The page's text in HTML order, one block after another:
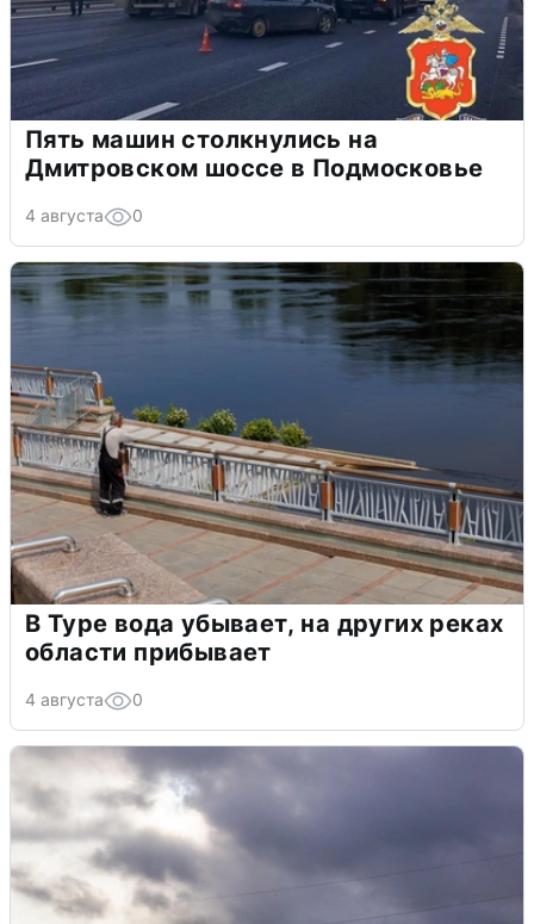
Пять машин столкнулись на
Дмитровском шоссе в Подмосковье
4 августа 0
В Туре вода убывает, на других реках
области прибывает
4 августа 0